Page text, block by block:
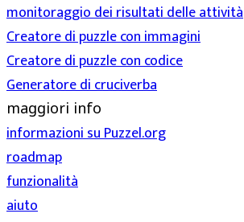
monitoraggio dei risultati delle attività
Creatore di puzzle con immagini
Creatore di puzzle con codice
Generatore di cruciverba
maggiori info
informazioni su Puzzel.org
roadmap
funzionalità
aiuto